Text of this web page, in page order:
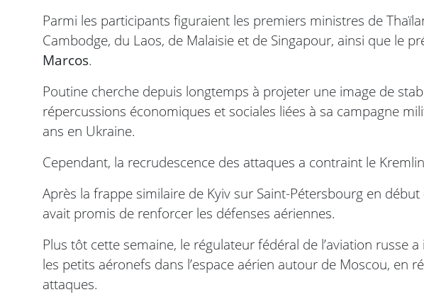
Parmi les participants figuraient les premiers ministres de
Cambodge, du Laos, de Malaisie et de Singapour, ainsi que le
Marcos.
Poutine cherche depuis longtemps à projeter une image de
répercussions économiques et sociales liées à sa campagne
ans en Ukraine.
Cependant, la recrudescence des attaques a contraint le
Après la frappe similaire de Kyiv sur Saint-Pétersbourg en
avait promis de renforcer les défenses aériennes.
Plus tôt cette semaine, le régulateur fédéral de l’aviation russe
les petits aéronefs dans l’espace aérien autour de Moscou, en
attaques.